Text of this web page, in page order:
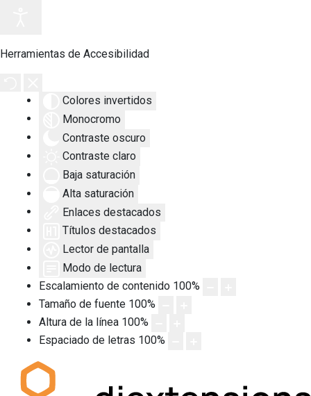
Herramientas de Accesibilidad
Colores invertidos
Monocromo
Contraste oscuro
Contraste claro
Baja saturación
Alta saturación
Enlaces destacados
Títulos destacados
Lector de pantalla
Modo de lectura
Escalamiento de contenido 100%
Tamaño de fuente 100%
Altura de la línea 100%
Espaciado de letras 100%